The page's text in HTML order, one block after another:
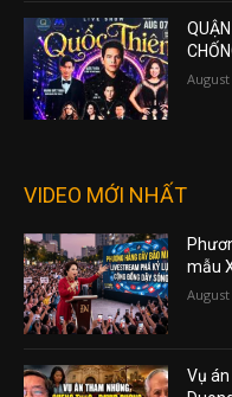
August
VIDEO MỚI NHẤT
mẫu
August
Vụ